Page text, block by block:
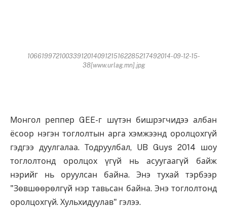
10661997210033912014091215162285217492014-09-12-15-
38[www.urlag.mn].jpg
Монгол реппер GEE-г шүтэн бишрэгчидээ албан
ёсоор нэгэн тоглолтын арга хэмжээнд оролцохгүй
гэдгээ дуулгалаа. Тодруулбал, UB Guys 2014 шоу
тоглолтонд оролцох үгүй нь асуугаагүй байж
нэрийг нь оруулсан байна. Энэ тухай тэрбээр
"Зөвшөөрөлгүй нэр тавьсан байна. Энэ тоглолтонд
оролцохгүй. Хульхидуулав" гэлээ.